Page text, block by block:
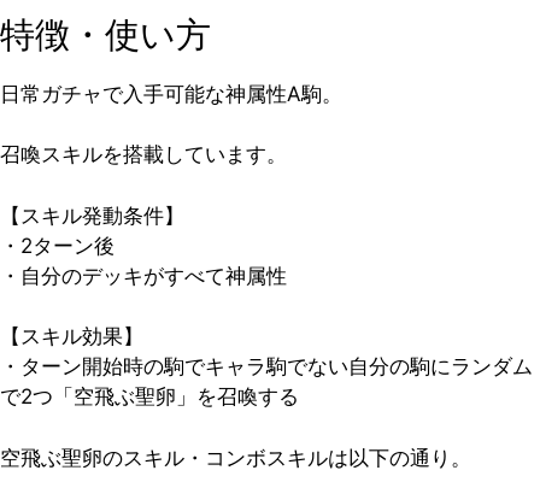
特徴・使い方
日常ガチャで入手可能な神属性A駒。
召喚スキルを搭載しています。
【スキル発動条件】
・2ターン後
・自分のデッキがすべて神属性
【スキル効果】
・ターン開始時の駒でキャラ駒でない自分の駒にランダム
で2つ「空飛ぶ聖卵」を召喚する
空飛ぶ聖卵のスキル・コンボスキルは以下の通り。